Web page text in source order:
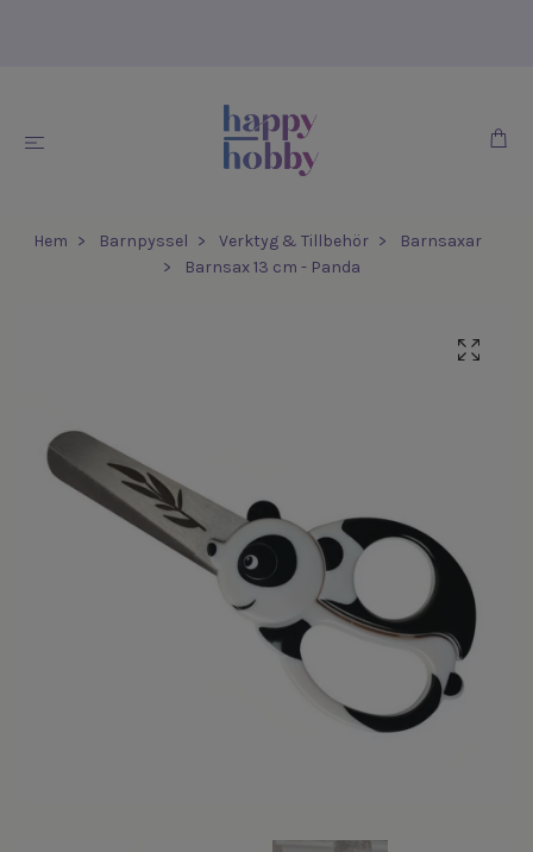
Hem Barnpyssel Verktyg & Tillbehör
Barnsaxar
Barnsax 13 cm - Panda